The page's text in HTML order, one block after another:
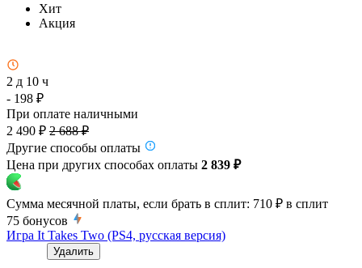
Хит
Акция
2 д 10 ч
- 198 ₽
При оплате наличными
2 490 ₽ 2 688 ₽
Другие способы оплаты
Цена при других способах оплаты 2 839 ₽
Сумма месячной платы, если брать в сплит: 710 ₽ в сплит
75 бонусов
Игра It Takes Two (PS4, русская версия)
Удалить